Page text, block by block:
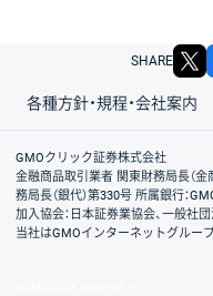
SHARE
各種方針・規程・会社案内
取引規程・約款
サイトマップ
その他のご案内
個人情報保護方針
最良執行方針
サイトのご利用について
ディスクレイマー
信託保全
リスク説明
会社案内
GMOクリック証券株式会社
金融商品取引業者 関東財務局長（
務局長（銀代）第330号 所属銀行：
加入協会：日本証券業協会、一般社
当社はGMOインターネットグループ